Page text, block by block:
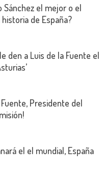
Sánchez el mejor o el
de España?
den a Luis de la Fuente el
Fuente, Presidente del
el el mundial, España